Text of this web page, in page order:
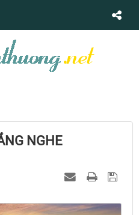
NGHE